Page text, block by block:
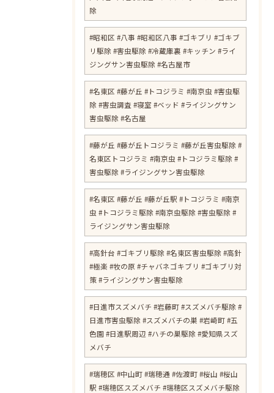
除
#昭和区 #八事 #昭和区八事 #ゴキブリ #ゴキブ
リ駆除 #害虫駆除 #冷蔵庫裏 #キッチン #ライ
ジングサン害虫駆除 #名古屋市
#名東区 #藤が丘 #トコジラミ #南京虫 #害虫駆
除 #害虫調査 #寝室 #ベッド #ライジングサン
害虫駆除 #名古屋
#藤が丘 #藤が丘トコジラミ #藤が丘害虫駆除 #
名東区トコジラミ #南京虫 #トコジラミ駆除 #
害虫駆除 #ライジングサン害虫駆除
#名東区 #藤が丘 #藤が丘駅 #トコジラミ #南京
虫 #トコジラミ駆除 #南京虫駆除 #害虫駆除 #
ライジングサン害虫駆除
#高針台 #ゴキブリ駆除 #名東区害虫駆除 #高針
#極楽 #牧の原 #チャバネゴキブリ #ゴキブリ対
策 #ライジングサン害虫駆除
#日進市スズメバチ #岩藤町 #スズメバチ駆除 #
日進市害虫駆除 #スズメバチの巣 #岩崎町 #五
色園 #日進駅周辺 #ハチの巣駆除 #愛知県スズ
メバチ
#瑞穂区 #中山町 #瑞穂通 #佐渡町 #桜山 #桜山
駅 #瑞穂区スズメバチ #瑞穂区スズメバチ駆除